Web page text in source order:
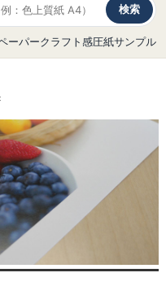
検索
ーパークラフト感圧紙サンプル